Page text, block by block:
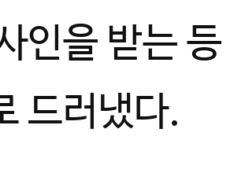
인을 받는
드러냈다.